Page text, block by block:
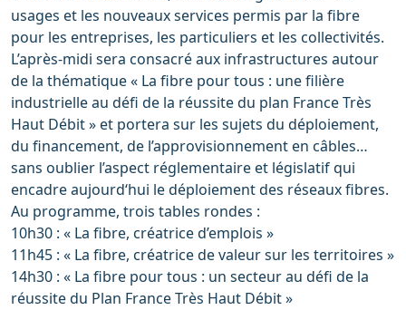
usages et les nouveaux services permis par la fibre
pour les entreprises, les particuliers et les collectivités.
L’après-midi sera consacré aux infrastructures autour
de la thématique « La fibre pour tous : une filière
industrielle au défi de la réussite du plan France Très
Haut Débit » et portera sur les sujets du déploiement,
du financement, de l’approvisionnement en câbles…
sans oublier l’aspect réglementaire et législatif qui
encadre aujourd‘hui le déploiement des réseaux fibres.
Au programme, trois tables rondes :
10h30 : « La fibre, créatrice d’emplois »
11h45 : « La fibre, créatrice de valeur sur les territoires »
14h30 : « La fibre pour tous : un secteur au défi de la
réussite du Plan France Très Haut Débit »